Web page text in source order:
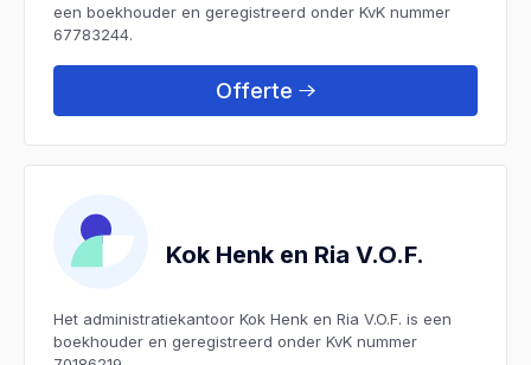
een boekhouder en geregistreerd onder KvK nummer
67783244.
Offerte
Kok Henk en Ria V.O.F.
Het administratiekantoor Kok Henk en Ria V.O.F. is een
boekhouder en geregistreerd onder KvK nummer